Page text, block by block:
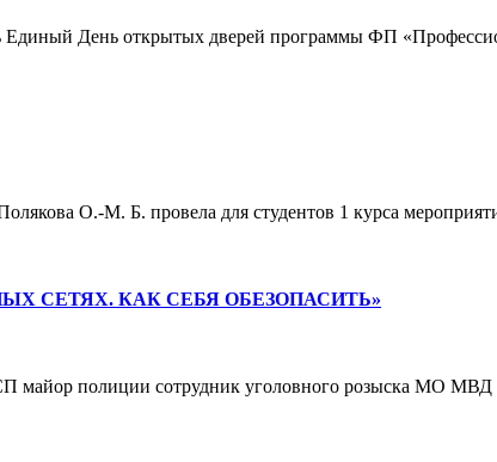
День открытых дверей программы ФП
О.-М. Б. провела для студентов 1 курса
СЕТЯХ. КАК СЕБЯ ОБЕЗОПАСИТЬ»
майор полиции сотрудник уголовного розыска МО